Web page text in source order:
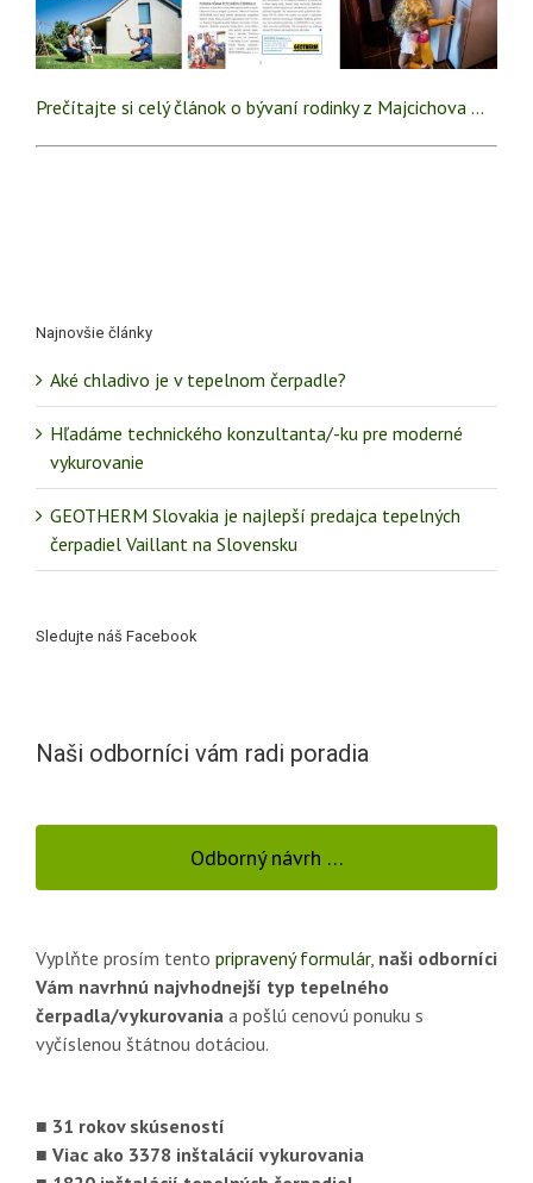
Prečítajte si celý článok o bývaní rodinky z Majcichova …
Najnovšie články
Aké chladivo je v tepelnom čerpadle?
Hľadáme technického konzultanta/-ku pre moderné
vykurovanie
GEOTHERM Slovakia je najlepší predajca tepelných
čerpadiel Vaillant na Slovensku
Sledujte náš Facebook
Naši odborníci vám radi poradia
Odborný návrh …
Vyplňte prosím tento pripravený formulár, naši odborníci
Vám navrhnú najvhodnejší typ tepelného
čerpadla/vykurovania a pošlú cenovú ponuku s
vyčíslenou štátnou dotáciou.
■ 31 rokov skúseností
■ Viac ako 3378 inštalácií vykurovania